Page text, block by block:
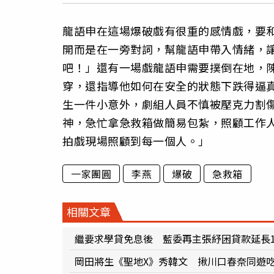
龍語申在這場爆破戲有很重的感情戲，要
開而是在一旁對詞，幫龍語申帶入情緒
吧！」還有一場戲龍語申需要撲倒在地
穿，還指導他如何在安全的狀態下跌得
生一件小意外，劇組人員不慎被壓克力
神，急忙拿急救箱做簡易包紮，照顧工作
拍戲現場照顧到每一個人。」
一家團圓 李燕 爆破 急救箱
相關文章
繼要求學貸免息後 藍委再主張紓困貸款延長
岡田將生《聖地X》秀韓文 揪川口春奈同遊